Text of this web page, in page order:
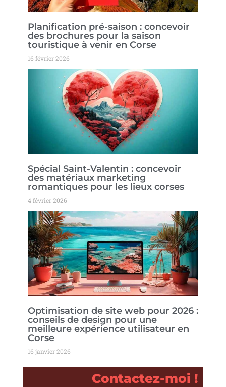
Planification pré-saison : concevoir
des brochures pour la saison
touristique à venir en Corse
16 février 2026
Spécial Saint-Valentin : concevoir
des matériaux marketing
romantiques pour les lieux corses
4 février 2026
Optimisation de site web pour 2026 :
conseils de design pour une
meilleure expérience utilisateur en
Corse
16 janvier 2026
Contactez-moi !